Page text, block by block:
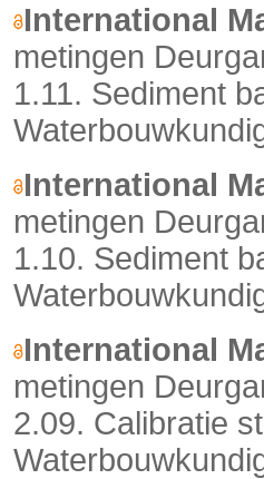
International
metingen
1.11. Sediment
International
metingen
1.10. Sediment
International
metingen
2.09. Calibratie